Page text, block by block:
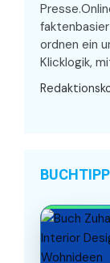
ordnen ein
Klicklogik,